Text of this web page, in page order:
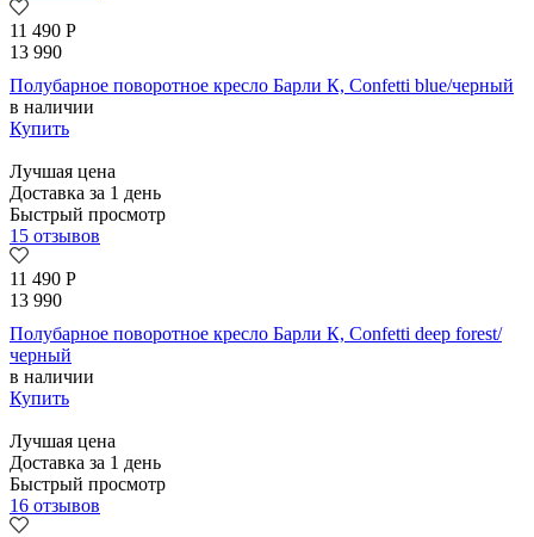
11 490 Р
13 990
Полубарное поворотное кресло Барли К, Confetti blue/черный
в наличии
Купить
Лучшая цена
Доставка за 1 день
Быстрый просмотр
15 отзывов
11 490 Р
13 990
Полубарное поворотное кресло Барли К, Confetti deep forest/
черный
в наличии
Купить
Лучшая цена
Доставка за 1 день
Быстрый просмотр
16 отзывов